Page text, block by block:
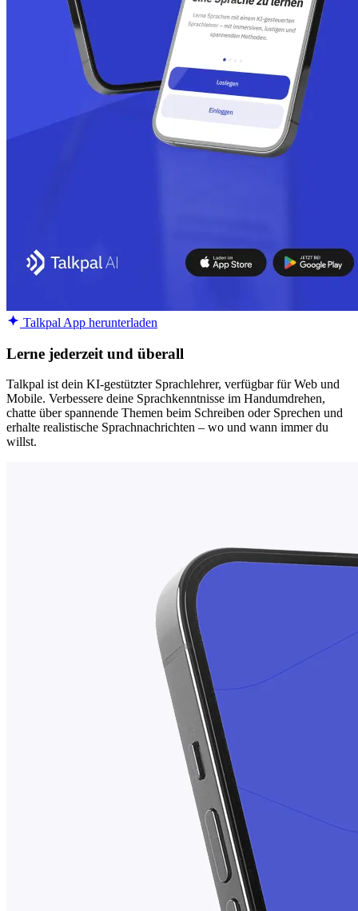
Talkpal App herunterladen
Lerne jederzeit und überall
Talkpal ist dein KI-gestützter Sprachlehrer, verfügbar für Web und
Mobile. Verbessere deine Sprachkenntnisse im Handumdrehen,
chatte über spannende Themen beim Schreiben oder Sprechen und
erhalte realistische Sprachnachrichten – wo und wann immer du
willst.